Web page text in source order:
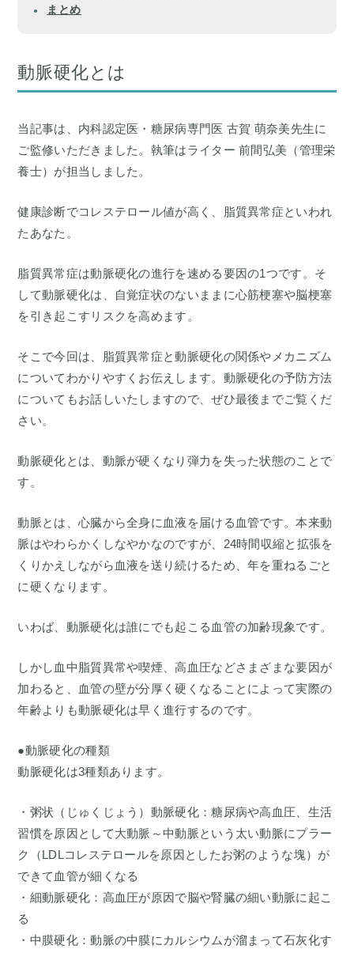
まとめ
動脈硬化とは
当記事は、内科認定医・糖尿病専門医 古賀 萌奈美先生に
ご監修いただきました。執筆はライター 前間弘美（管理栄
養士）が担当しました。
健康診断でコレステロール値が高く、脂質異常症といわれ
たあなた。
脂質異常症は動脈硬化の進行を速める要因の1つです。そ
して動脈硬化は、自覚症状のないままに心筋梗塞や脳梗塞
を引き起こすリスクを高めます。
そこで今回は、脂質異常症と動脈硬化の関係やメカニズム
についてわかりやすくお伝えします。動脈硬化の予防方法
についてもお話しいたしますので、ぜひ最後までご覧くだ
さい。
動脈硬化とは、動脈が硬くなり弾力を失った状態のことで
す。
動脈とは、心臓から全身に血液を届ける血管です。本来動
脈はやわらかくしなやかなのですが、24時間収縮と拡張を
くりかえしながら血液を送り続けるため、年を重ねるごと
に硬くなります。
いわば、動脈硬化は誰にでも起こる血管の加齢現象です。
しかし血中脂質異常や喫煙、高血圧などさまざまな要因が
加わると、血管の壁が分厚く硬くなることによって実際の
年齢よりも動脈硬化は早く進行するのです。
●動脈硬化の種類
動脈硬化は3種類あります。
・粥状（じゅくじょう）動脈硬化：糖尿病や高血圧、生活
習慣を原因として大動脈～中動脈という太い動脈にプラー
ク（LDLコレステロールを原因としたお粥のような塊）が
できて血管が細くなる
・細動脈硬化：高血圧が原因で脳や腎臓の細い動脈に起こ
る
・中膜硬化：動脈の中膜にカルシウムが溜まって石灰化す